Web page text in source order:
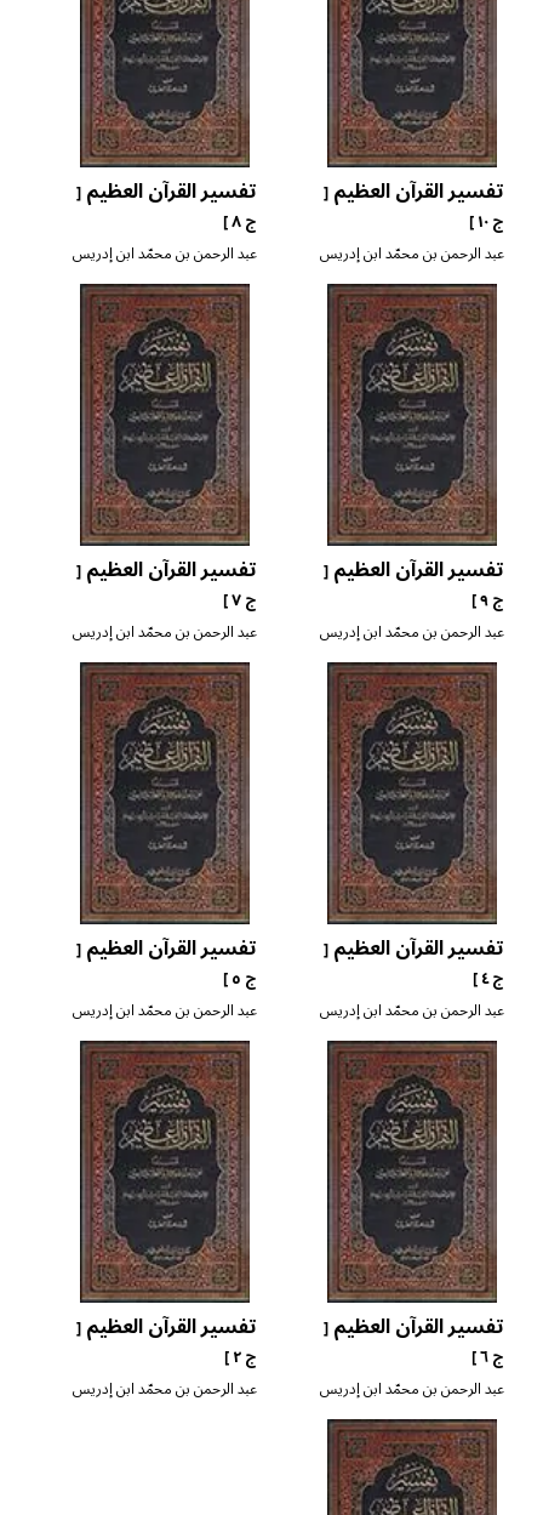
تفسير القرآن العظيم[
ج ١٠ ]
عبد الرحمن بن محمّد ابن إدريس
تفسير القرآن العظيم[
ج ٨ ]
عبد الرحمن بن محمّد ابن إدريس
تفسير القرآن العظيم[
ج ٩ ]
عبد الرحمن بن محمّد ابن إدريس
تفسير القرآن العظيم[
ج ٧ ]
عبد الرحمن بن محمّد ابن إدريس
تفسير القرآن العظيم[
ج ٤ ]
عبد الرحمن بن محمّد ابن إدريس
تفسير القرآن العظيم[
ج ٥ ]
عبد الرحمن بن محمّد ابن إدريس
تفسير القرآن العظيم[
ج ٦ ]
عبد الرحمن بن محمّد ابن إدريس
تفسير القرآن العظيم[
ج ٢ ]
عبد الرحمن بن محمّد ابن إدريس